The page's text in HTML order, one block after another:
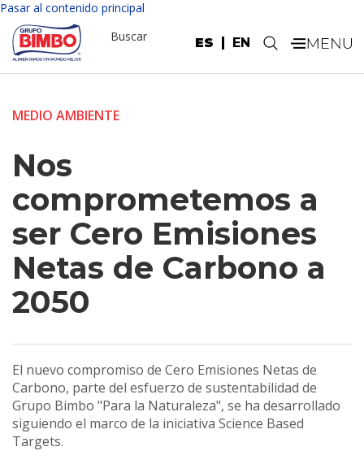
Pasar al contenido principal
ES EN
Buscar .
MEDIO AMBIENTE
Nos
comprometemos a
ser Cero Emisiones
Netas de Carbono a
2050
El nuevo compromiso de Cero Emisiones Netas de
Carbono, parte del esfuerzo de sustentabilidad de
Grupo Bimbo "Para la Naturaleza", se ha desarrollado
siguiendo el marco de la iniciativa Science Based
Targets.